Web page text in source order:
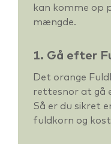
kan komme op
mængde.
1. Gå efter
Det orange
rettesnor at gå
Så er du sikret
fuldkorn og